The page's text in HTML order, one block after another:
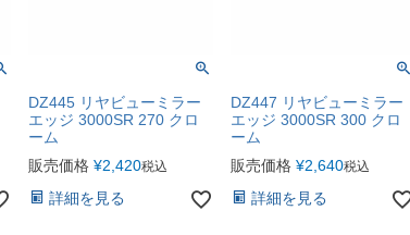
DZ445 リヤビューミラー
エッジ 3000SR 270 クロ
ーム
販売価格 ¥2,420税込
詳細を見る
DZ447 リヤビューミラー
エッジ 3000SR 300 クロ
ーム
販売価格 ¥2,640税込
詳細を見る